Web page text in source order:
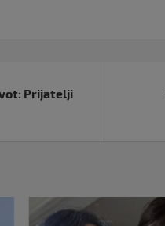
Prijatelji